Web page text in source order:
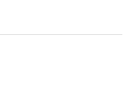
само две години
да обезбеди едни од